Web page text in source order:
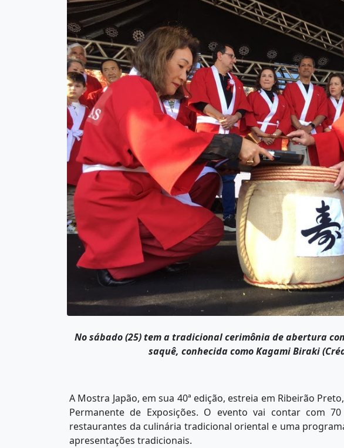
No sábado (25) tem a tradicional cerimônia de abertura
saquê, conhecida como Kagami Biraki
A Mostra Japão, em sua 40ª edição, estreia em Ribeirão
Permanente de Exposições. O evento vai contar com
restaurantes da culinária tradicional oriental e uma
apresentações tradicionais.